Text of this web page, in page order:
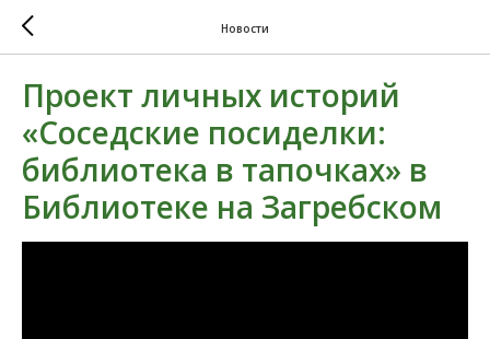
Новости
Проект личных историй
«Соседские посиделки:
библиотека в тапочках» в
Библиотеке на Загребском